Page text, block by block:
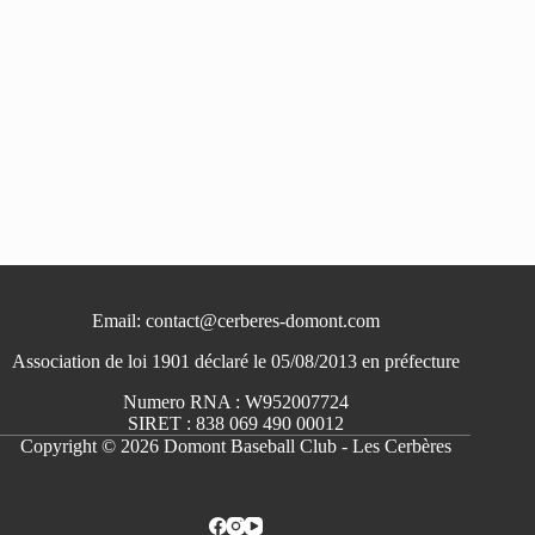
Email: contact@cerberes-domont.com
Association de loi 1901 déclaré le 05/08/2013 en préfecture
Numero RNA : W952007724
SIRET : 838 069 490 00012
Copyright © 2026 Domont Baseball Club - Les Cerbères